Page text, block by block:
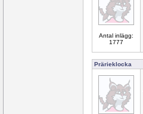
Antal inlägg:
1777
Prärieklocka